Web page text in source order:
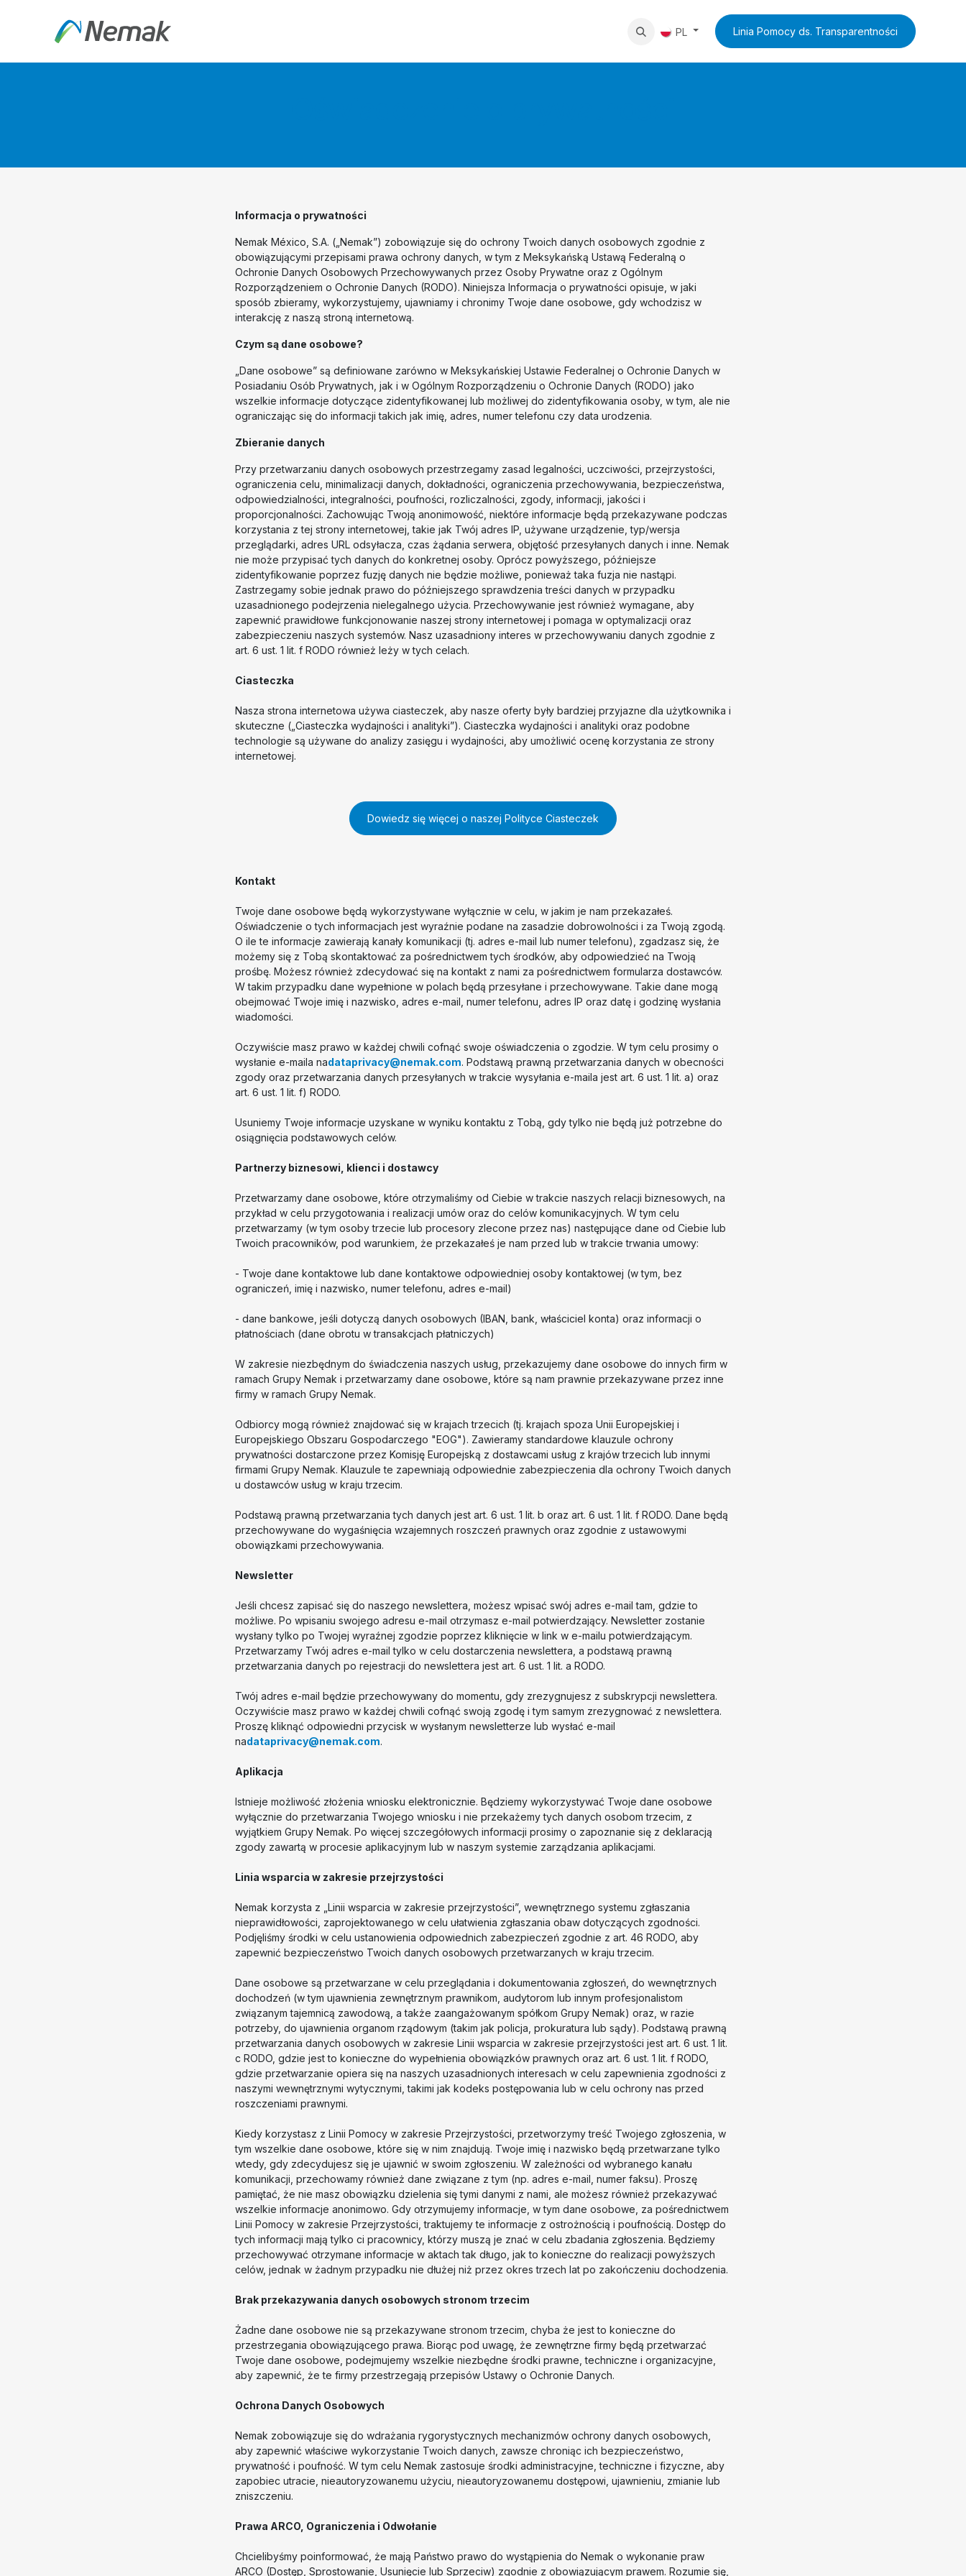
Dostawcy Aktualności Skontaktuj się z nami
PL Linia Pomocy ds. Transparentności
Informacja o prywatności
Nemak México, S.A. („Nemak”) zobowiązuje się do ochrony Twoich danych osobowych zgodnie z
obowiązującymi przepisami prawa ochrony danych, w tym z Meksykańską Ustawą Federalną o
Ochronie Danych Osobowych Przechowywanych przez Osoby Prywatne oraz z Ogólnym
Rozporządzeniem o Ochronie Danych (RODO). Niniejsza Informacja o prywatności opisuje, w jaki
sposób zbieramy, wykorzystujemy, ujawniamy i chronimy Twoje dane osobowe, gdy wchodzisz w
interakcję z naszą stroną internetową.
Czym są dane osobowe?
„Dane osobowe” są definiowane zarówno w Meksykańskiej Ustawie Federalnej o Ochronie Danych w
Posiadaniu Osób Prywatnych, jak i w Ogólnym Rozporządzeniu o Ochronie Danych (RODO) jako
wszelkie informacje dotyczące zidentyfikowanej lub możliwej do zidentyfikowania osoby, w tym, ale nie
ograniczając się do informacji takich jak imię, adres, numer telefonu czy data urodzenia.
Zbieranie danych
Przy przetwarzaniu danych osobowych przestrzegamy zasad legalności, uczciwości, przejrzystości,
ograniczenia celu, minimalizacji danych, dokładności, ograniczenia przechowywania, bezpieczeństwa,
odpowiedzialności, integralności, poufności, rozliczalności, zgody, informacji, jakości i
proporcjonalności. Zachowując Twoją anonimowość, niektóre informacje będą przekazywane podczas
korzystania z tej strony internetowej, takie jak Twój adres IP, używane urządzenie, typ/wersja
przeglądarki, adres URL odsyłacza, czas żądania serwera, objętość przesyłanych danych i inne. Nemak
nie może przypisać tych danych do konkretnej osoby. Oprócz powyższego, późniejsze
zidentyfikowanie poprzez fuzję danych nie będzie możliwe, ponieważ taka fuzja nie nastąpi.
Zastrzegamy sobie jednak prawo do późniejszego sprawdzenia treści danych w przypadku
uzasadnionego podejrzenia nielegalnego użycia. Przechowywanie jest również wymagane, aby
zapewnić prawidłowe funkcjonowanie naszej strony internetowej i pomaga w optymalizacji oraz
zabezpieczeniu naszych systemów. Nasz uzasadniony interes w przechowywaniu danych zgodnie z
art. 6 ust. 1 lit. f RODO również leży w tych celach.
Ciasteczka
Nasza strona internetowa używa ciasteczek, aby nasze oferty były bardziej przyjazne dla użytkownika i
skuteczne („Ciasteczka wydajności i analityki”). Ciasteczka wydajności i analityki oraz podobne
technologie są używane do analizy zasięgu i wydajności, aby umożliwić ocenę korzystania ze strony
internetowej.
Dowiedz się więcej o naszej Polityce Ciasteczek
Kontakt
Twoje dane osobowe będą wykorzystywane wyłącznie w celu, w jakim je nam przekazałeś.
Oświadczenie o tych informacjach jest wyraźnie podane na zasadzie dobrowolności i za Twoją zgodą.
O ile te informacje zawierają kanały komunikacji (tj. adres e-mail lub numer telefonu), zgadzasz się, że
możemy się z Tobą skontaktować za pośrednictwem tych środków, aby odpowiedzieć na Twoją
prośbę. Możesz również zdecydować się na kontakt z nami za pośrednictwem formularza dostawców.
W takim przypadku dane wypełnione w polach będą przesyłane i przechowywane. Takie dane mogą
obejmować Twoje imię i nazwisko, adres e-mail, numer telefonu, adres IP oraz datę i godzinę wysłania
wiadomości.
Oczywiście masz prawo w każdej chwili cofnąć swoje oświadczenia o zgodzie. W tym celu prosimy o
wysłanie e-maila nadataprivacy@nemak.com. Podstawą prawną przetwarzania danych w obecności
zgody oraz przetwarzania danych przesyłanych w trakcie wysyłania e-maila jest art. 6 ust. 1 lit. a) oraz
art. 6 ust. 1 lit. f) RODO.
Usuniemy Twoje informacje uzyskane w wyniku kontaktu z Tobą, gdy tylko nie będą już potrzebne do
osiągnięcia podstawowych celów.
Partnerzy biznesowi, klienci i dostawcy
Przetwarzamy dane osobowe, które otrzymaliśmy od Ciebie w trakcie naszych relacji biznesowych, na
przykład w celu przygotowania i realizacji umów oraz do celów komunikacyjnych. W tym celu
przetwarzamy (w tym osoby trzecie lub procesory zlecone przez nas) następujące dane od Ciebie lub
Twoich pracowników, pod warunkiem, że przekazałeś je nam przed lub w trakcie trwania umowy:
- Twoje dane kontaktowe lub dane kontaktowe odpowiedniej osoby kontaktowej (w tym, bez
ograniczeń, imię i nazwisko, numer telefonu, adres e-mail)
- dane bankowe, jeśli dotyczą danych osobowych (IBAN, bank, właściciel konta) oraz informacji o
płatnościach (dane obrotu w transakcjach płatniczych)
W zakresie niezbędnym do świadczenia naszych usług, przekazujemy dane osobowe do innych firm w
ramach Grupy Nemak i przetwarzamy dane osobowe, które są nam prawnie przekazywane przez inne
firmy w ramach Grupy Nemak.
Odbiorcy mogą również znajdować się w krajach trzecich (tj. krajach spoza Unii Europejskiej i
Europejskiego Obszaru Gospodarczego "EOG"). Zawieramy standardowe klauzule ochrony
prywatności dostarczone przez Komisję Europejską z dostawcami usług z krajów trzecich lub innymi
firmami Grupy Nemak. Klauzule te zapewniają odpowiednie zabezpieczenia dla ochrony Twoich danych
u dostawców usług w kraju trzecim.
Podstawą prawną przetwarzania tych danych jest art. 6 ust. 1 lit. b oraz art. 6 ust. 1 lit. f RODO. Dane będą
przechowywane do wygaśnięcia wzajemnych roszczeń prawnych oraz zgodnie z ustawowymi
obowiązkami przechowywania.
Newsletter
Jeśli chcesz zapisać się do naszego newslettera, możesz wpisać swój adres e-mail tam, gdzie to
możliwe. Po wpisaniu swojego adresu e-mail otrzymasz e-mail potwierdzający. Newsletter zostanie
wysłany tylko po Twojej wyraźnej zgodzie poprzez kliknięcie w link w e-mailu potwierdzającym.
Przetwarzamy Twój adres e-mail tylko w celu dostarczenia newslettera, a podstawą prawną
przetwarzania danych po rejestracji do newslettera jest art. 6 ust. 1 lit. a RODO.
Twój adres e-mail będzie przechowywany do momentu, gdy zrezygnujesz z subskrypcji newslettera.
Oczywiście masz prawo w każdej chwili cofnąć swoją zgodę i tym samym zrezygnować z newslettera.
Proszę kliknąć odpowiedni przycisk w wysłanym newsletterze lub wysłać e-mail
nadataprivacy@nemak.com.
Aplikacja
Istnieje możliwość złożenia wniosku elektronicznie. Będziemy wykorzystywać Twoje dane osobowe
wyłącznie do przetwarzania Twojego wniosku i nie przekażemy tych danych osobom trzecim, z
wyjątkiem Grupy Nemak. Po więcej szczegółowych informacji prosimy o zapoznanie się z deklaracją
zgody zawartą w procesie aplikacyjnym lub w naszym systemie zarządzania aplikacjami.
Linia wsparcia w zakresie przejrzystości
Nemak korzysta z „Linii wsparcia w zakresie przejrzystości”, wewnętrznego systemu zgłaszania
nieprawidłowości, zaprojektowanego w celu ułatwienia zgłaszania obaw dotyczących zgodności.
Podjęliśmy środki w celu ustanowienia odpowiednich zabezpieczeń zgodnie z art. 46 RODO, aby
zapewnić bezpieczeństwo Twoich danych osobowych przetwarzanych w kraju trzecim.
Dane osobowe są przetwarzane w celu przeglądania i dokumentowania zgłoszeń, do wewnętrznych
dochodzeń (w tym ujawnienia zewnętrznym prawnikom, audytorom lub innym profesjonalistom
związanym tajemnicą zawodową, a także zaangażowanym spółkom Grupy Nemak) oraz, w razie
potrzeby, do ujawnienia organom rządowym (takim jak policja, prokuratura lub sądy). Podstawą prawną
przetwarzania danych osobowych w zakresie Linii wsparcia w zakresie przejrzystości jest art. 6 ust. 1 lit.
c RODO, gdzie jest to konieczne do wypełnienia obowiązków prawnych oraz art. 6 ust. 1 lit. f RODO,
gdzie przetwarzanie opiera się na naszych uzasadnionych interesach w celu zapewnienia zgodności z
naszymi wewnętrznymi wytycznymi, takimi jak kodeks postępowania lub w celu ochrony nas przed
roszczeniami prawnymi.
Kiedy korzystasz z Linii Pomocy w zakresie Przejrzystości, przetworzymy treść Twojego zgłoszenia, w
tym wszelkie dane osobowe, które się w nim znajdują. Twoje imię i nazwisko będą przetwarzane tylko
wtedy, gdy zdecydujesz się je ujawnić w swoim zgłoszeniu. W zależności od wybranego kanału
komunikacji, przechowamy również dane związane z tym (np. adres e-mail, numer faksu). Proszę
pamiętać, że nie masz obowiązku dzielenia się tymi danymi z nami, ale możesz również przekazywać
wszelkie informacje anonimowo. Gdy otrzymujemy informacje, w tym dane osobowe, za pośrednictwem
Linii Pomocy w zakresie Przejrzystości, traktujemy te informacje z ostrożnością i poufnością. Dostęp do
tych informacji mają tylko ci pracownicy, którzy muszą je znać w celu zbadania zgłoszenia. Będziemy
przechowywać otrzymane informacje w aktach tak długo, jak to konieczne do realizacji powyższych
celów, jednak w żadnym przypadku nie dłużej niż przez okres trzech lat po zakończeniu dochodzenia.
Brak przekazywania danych osobowych stronom trzecim
Żadne dane osobowe nie są przekazywane stronom trzecim, chyba że jest to konieczne do
przestrzegania obowiązującego prawa. Biorąc pod uwagę, że zewnętrzne firmy będą przetwarzać
Twoje dane osobowe, podejmujemy wszelkie niezbędne środki prawne, techniczne i organizacyjne,
aby zapewnić, że te firmy przestrzegają przepisów Ustawy o Ochronie Danych.
Ochrona Danych Osobowych
Nemak zobowiązuje się do wdrażania rygorystycznych mechanizmów ochrony danych osobowych,
aby zapewnić właściwe wykorzystanie Twoich danych, zawsze chroniąc ich bezpieczeństwo,
prywatność i poufność. W tym celu Nemak zastosuje środki administracyjne, techniczne i fizyczne, aby
zapobiec utracie, nieautoryzowanemu użyciu, nieautoryzowanemu dostępowi, ujawnieniu, zmianie lub
zniszczeniu.
Prawa ARCO, Ograniczenia i Odwołanie
Chcielibyśmy poinformować, że mają Państwo prawo do wystąpienia do Nemak o wykonanie praw
ARCO (Dostęp, Sprostowanie, Usunięcie lub Sprzeciw) zgodnie z obowiązującym prawem. Rozumie się,